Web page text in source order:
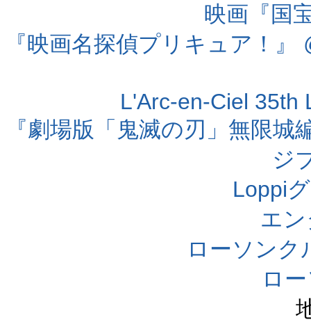
映画『国
『映画名探偵プリキュア！
L'Arc-en-Ciel 35th
『劇場版「鬼滅の刃」無限
ジ
Loppi
エ
ローソンク
ロ